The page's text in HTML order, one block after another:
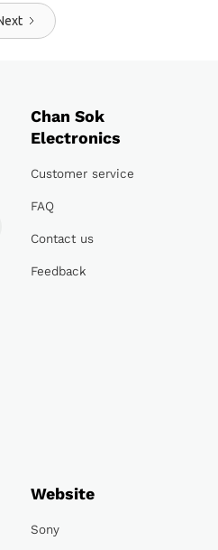
Chan Sok
Electronics
Customer service
FAQ
Contact us
Feedback
Website
Sony